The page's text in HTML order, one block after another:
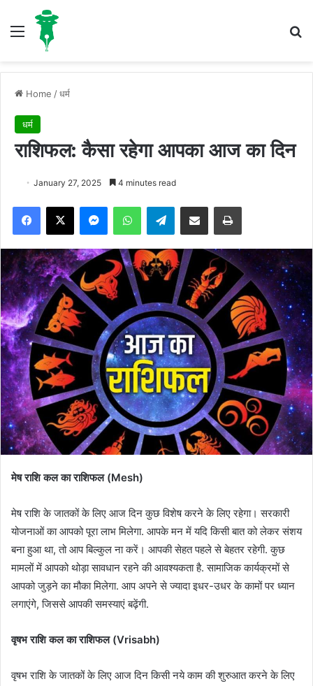
Menu
Home /धर्म
धर्म
राशिफल: कैसा रहेगा आपका आज का दिन
January 27, 2025 4 minutes read
Telegram
मेष राशि कल का राशिफल (Mesh)
मेष राशि के जातकों के लिए आज दिन कुछ विशेष करने के लिए रहेगा। सरकारी
योजनाओं का आपको पूरा लाभ मिलेगा. आपके मन में यदि किसी बात को लेकर संशय
बना हुआ था, तो आप बिल्कुल ना करें। आपकी सेहत पहले से बेहतर रहेगी. कुछ
मामलों में आपको थोड़ा सावधान रहने की आवश्यकता है. सामाजिक कार्यक्रमों से
आपको जुड़ने का मौका मिलेगा. आप अपने से ज्यादा इधर-उधर के कामों पर ध्यान
लगाएंगे, जिससे आपकी समस्याएं बढ़ेंगी.
वृषभ राशि कल का राशिफल (Vrisabh)
वृषभ राशि के जातकों के लिए आज दिन किसी नये काम की शुरुआत करने के लिए